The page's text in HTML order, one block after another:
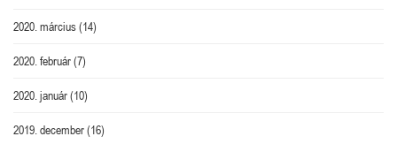
2020. március(14)
2020. február(7)
2020. január(10)
2019. december(16)